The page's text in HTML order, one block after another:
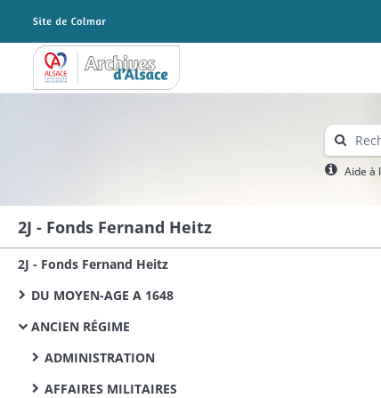
Archives Alsace - Colmar
Aide à
2J - Fonds Fernand Heitz
2J - Fonds Fernand Heitz
DU MOYEN-AGE A 1648
ANCIEN RÉGIME
ADMINISTRATION
AFFAIRES MILITAIRES